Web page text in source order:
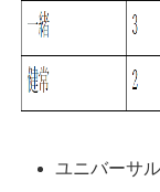
ユニバーサ